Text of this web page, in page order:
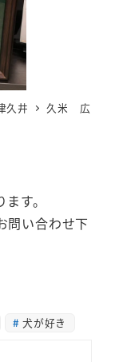
久井
久米 広
す。
問い合わせ下
犬が好き